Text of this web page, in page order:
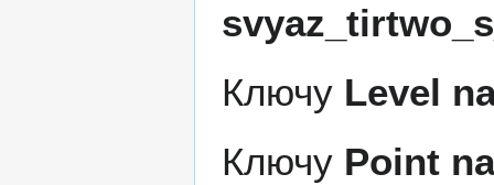
Ключу Level
Ключу Point